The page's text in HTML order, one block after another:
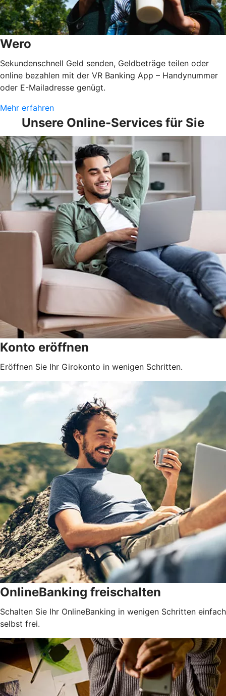
Wero
Sekundenschnell Geld senden, Geldbeträge teilen oder
online bezahlen mit der VR Banking App – Handynummer
oder E-Mailadresse genügt.
Mehr erfahren
Unsere Online-Services für Sie
Konto eröffnen
Eröffnen Sie Ihr Girokonto in wenigen Schritten.
OnlineBanking freischalten
Schalten Sie Ihr OnlineBanking in wenigen Schritten einfach
selbst frei.